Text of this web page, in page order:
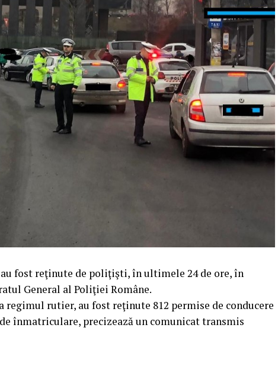
au fost reţinute de poliţişti, în ultimele 24 de ore, în
General al Poliţiei Române.
rutier, au fost reţinute 812 permise de conducere
înmatriculare, precizează un comunicat transmis